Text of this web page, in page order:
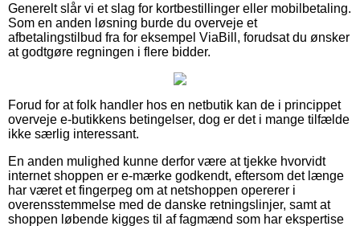
Generelt slår vi et slag for kortbestillinger eller mobilbetaling.
Som en anden løsning burde du overveje et
afbetalingstilbud fra for eksempel ViaBill, forudsat du ønsker
at godtgøre regningen i flere bidder.
Forud for at folk handler hos en netbutik kan de i princippet
overveje e-butikkens betingelser, dog er det i mange tilfælde
ikke særlig interessant.
En anden mulighed kunne derfor være at tjekke hvorvidt
internet shoppen er e-mærke godkendt, eftersom det længe
har været et fingerpeg om at netshoppen opererer i
overensstemmelse med de danske retningslinjer, samt at
shoppen løbende kigges til af fagmænd som har ekspertise